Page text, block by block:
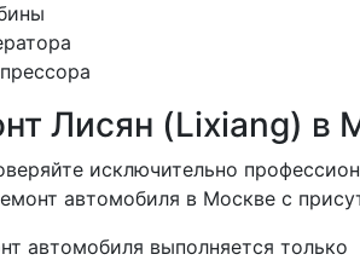
Лисян (Lixiang) в
исключительно
автомобиля в Москве с
автомобиля выполняется только